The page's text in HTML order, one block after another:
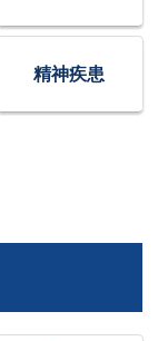
精神疾患